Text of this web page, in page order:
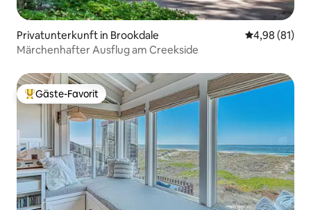
Privatunterkunft in Brookdale
4,98 (81)
Märchenhafter Ausflug am Creekside
Beliebter Gäste-Favorit.
Gäste-Favorit